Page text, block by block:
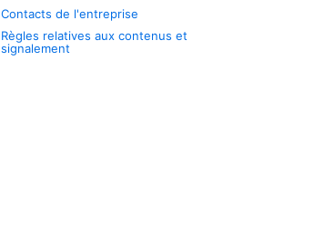
Contacts de l'entreprise
Règles relatives aux contenus et
signalement